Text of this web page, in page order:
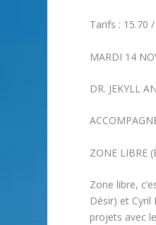
Tarifs : 15.70
MARDI 14
DR. JEKYLL
ZONE LIBRE
Zone libre,
Désir) et
projets avec